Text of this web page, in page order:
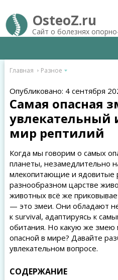
OsteoZ.ru
Сайт о болезнях
Главная Разное
Опубликовано: 4 сентября
Самая опасная
мир рептилий
Когда мы говорим о самых
планеты, незамедлительно
млекопитающие и ядовитые
разнообразном царстве
животных всё же
— это змеи. Они обладают
к survival, адаптируясь к
обитания. Но какую же змею
опасной в мире? Давайте
увлекательном вопросе.
СОДЕРЖАНИЕ